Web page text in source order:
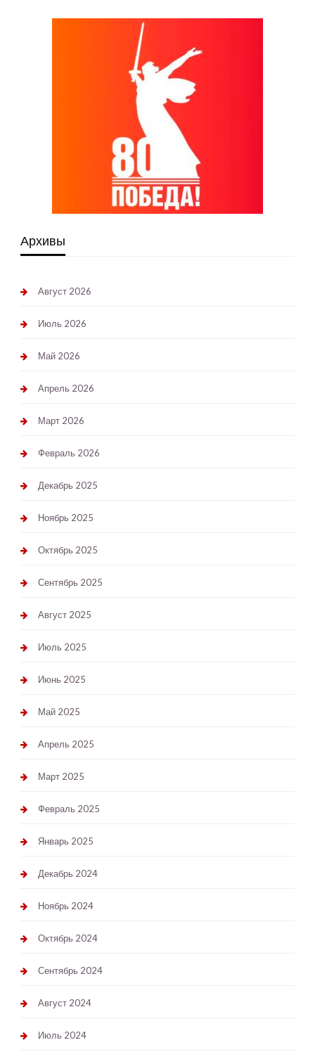
Архивы
Август 2026
Июль 2026
Май 2026
Апрель 2026
Март 2026
Февраль 2026
Декабрь 2025
Ноябрь 2025
Октябрь 2025
Сентябрь 2025
Август 2025
Июль 2025
Июнь 2025
Май 2025
Апрель 2025
Март 2025
Февраль 2025
Январь 2025
Декабрь 2024
Ноябрь 2024
Октябрь 2024
Сентябрь 2024
Август 2024
Июль 2024